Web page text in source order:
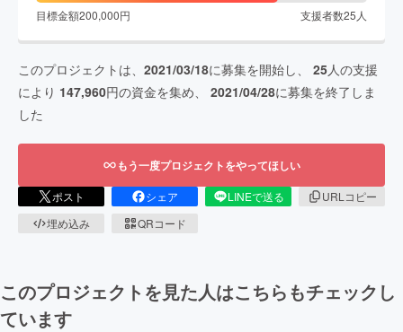
目標金額200,000円 支援者数25 人
このプロジェクトは、 2021/03/18に募集を開始し、 25人の支援
により 147,960円の資金を集め、 2021/04/28に募集を終了しま
した
もう一度プロジェクトをやってほしい
ポスト シェア LINEで送る
URLコピー
埋め込み
QRコード
このプロジェクトを見た人はこちらもチェックし
ています